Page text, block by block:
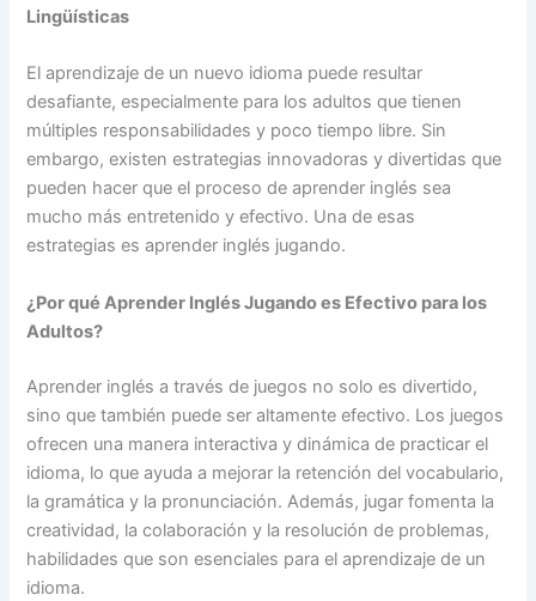
Lingüísticas
El aprendizaje de un nuevo idioma puede resultar
desafiante, especialmente para los adultos que tienen
múltiples responsabilidades y poco tiempo libre. Sin
embargo, existen estrategias innovadoras y divertidas que
pueden hacer que el proceso de aprender inglés sea
mucho más entretenido y efectivo. Una de esas
estrategias es aprender inglés jugando.
¿Por qué Aprender Inglés Jugando es Efectivo para los
Adultos?
Aprender inglés a través de juegos no solo es divertido,
sino que también puede ser altamente efectivo. Los juegos
ofrecen una manera interactiva y dinámica de practicar el
idioma, lo que ayuda a mejorar la retención del vocabulario,
la gramática y la pronunciación. Además, jugar fomenta la
creatividad, la colaboración y la resolución de problemas,
habilidades que son esenciales para el aprendizaje de un
idioma.